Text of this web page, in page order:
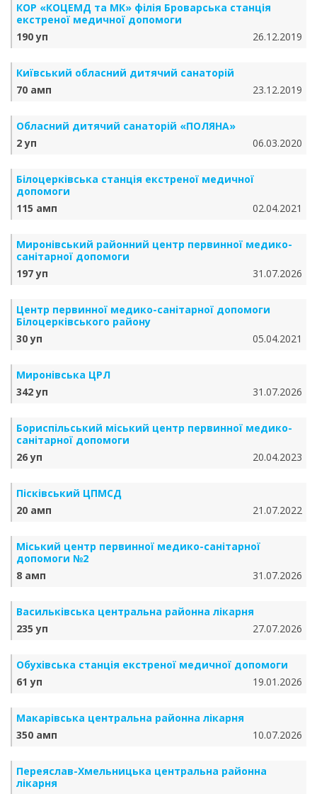
КОР «КОЦЕМД та МК» філія Броварська станція
екстреної медичної допомоги
190 уп
26.12.2019
Київський обласний дитячий санаторій
70 амп
23.12.2019
Обласний дитячий санаторій «ПОЛЯНА»
2 уп
06.03.2020
Білоцерківська станція екстреної медичної
допомоги
115 амп
02.04.2021
Миронівський районний центр первинної медико-
санітарної допомоги
197 уп
31.07.2026
Центр первинної медико-санітарної допомоги
Білоцерківського району
30 уп
05.04.2021
Миронівська ЦРЛ
342 уп
31.07.2026
Бориспільський міський центр первинної медико-
санітарної допомоги
26 уп
20.04.2023
Пісківський ЦПМСД
20 амп
21.07.2022
Міський центр первинної медико-санітарної
допомоги №2
8 амп
31.07.2026
Васильківська центральна районна лікарня
235 уп
27.07.2026
Обухівська станція екстреної медичної допомоги
61 уп
19.01.2026
Макарівська центральна районна лікарня
350 амп
10.07.2026
Переяслав-Хмельницька центральна районна
лікарня